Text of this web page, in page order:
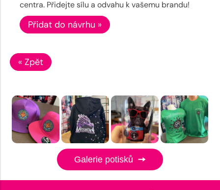
centra. Přidejte sílu a odvahu k vašemu brandu!
Přidat do návrhu »
« Zpět
Galerie potisků